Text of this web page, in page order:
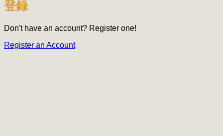
登録
Don't have an account? Register one!
Register an Account